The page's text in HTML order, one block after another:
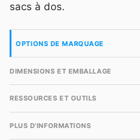
sacs à dos.
OPTIONS DE MARQUAGE
DIMENSIONS ET EMBALLAGE
RESSOURCES ET OUTILS
PLUS D'INFORMATIONS